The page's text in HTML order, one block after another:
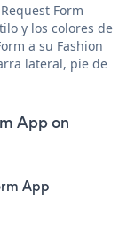
Form
y los colores de
a su Fashion
lateral, pie de
App on
App